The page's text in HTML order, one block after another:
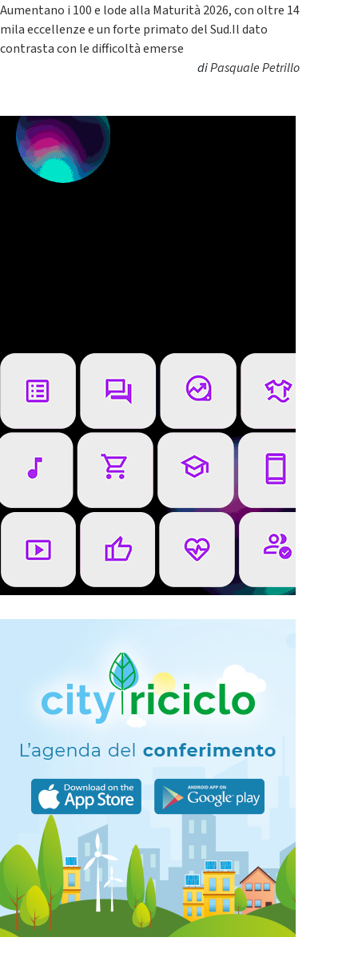
Aumentano i 100 e lode alla Maturità 2026, con oltre 14
mila eccellenze e un forte primato del Sud.Il dato
contrasta con le difficoltà emerse
diPasquale Petrillo